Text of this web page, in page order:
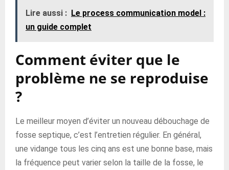
Lire aussi : Le process communication model :
un guide complet
Comment éviter que le
problème ne se reproduise
?
Le meilleur moyen d’éviter un nouveau débouchage de
fosse septique, c’est l’entretien régulier. En général,
une vidange tous les cinq ans est une bonne base, mais
la fréquence peut varier selon la taille de la fosse, le